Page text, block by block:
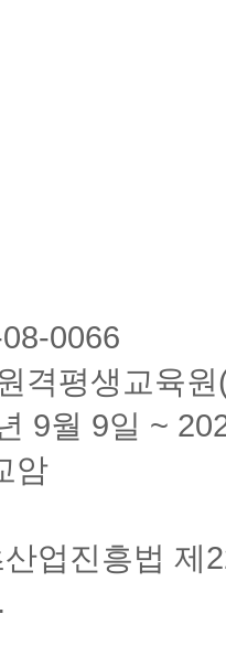
0066
격평생교육
9월 9일 ~
암
업진흥법 제